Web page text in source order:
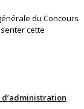
du Concours
cette